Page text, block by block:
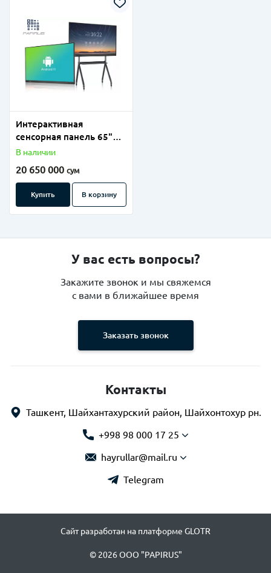
Интерактивная
сенсорная панель 65"
Android 14/8/128GB
В наличии
20 650 000 сум
Купить В корзину
У вас есть вопросы?
Закажите звонок и мы свяжемся
с вами в ближайшее время
Заказать звонок
Контакты
Ташкент, Шайхантахурский район, Шайхонтохур рн.
+998 98 000 17 25
hayrullar@mail.ru
Telegram
Сайт разработан на платформе GLOTR
© 2026 OOO "PAPIRUS"